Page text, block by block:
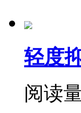
轻度
阅读